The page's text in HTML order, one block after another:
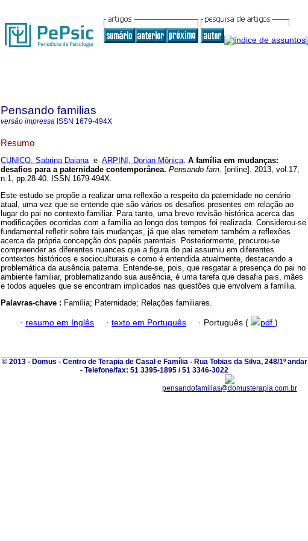
Pensando familias
versão impressa ISSN 1679-494X
Resumo
CUNICO, Sabrina Daianae ARPINI, Dorian Mônica. A família em mudanças:
desafios para a paternidade contemporânea. Pensando fam. [online]. 2013, vol.17,
n.1, pp.28-40. ISSN 1679-494X.
Este estudo se propõe a realizar uma reflexão a respeito da paternidade no cenário
atual, uma vez que se entende que são vários os desafios presentes em relação ao
lugar do pai no contexto familiar. Para tanto, uma breve revisão histórica acerca das
modificações ocorridas com a família ao longo dos tempos foi realizada. Considerou-se
fundamental refletir sobre tais mudanças, já que elas remetem também a reflexões
acerca da própria concepção dos papéis parentais. Posteriormente, procurou-se
compreender as diferentes nuances que a figura do pai assumiu em diferentes
contextos históricos e socioculturais e como é entendida atualmente, destacando a
problemática da ausência paterna. Entende-se, pois, que resgatar a presença do pai no
ambiente familiar, problematizando sua ausência, é uma tarefa que desafia pais, mães
e todos aqueles que se encontram implicados nas questões que envolvem a família.
Palavras-chave : Família; Paternidade; Relações familiares.
· resumo em Inglês · texto em Português · Português ( pdf )
© 2013 - Domus - Centro de Terapia de Casal e Família - Rua Tobias da Silva, 248/1º andar
- Telefone/fax: 51 3395-1895 / 51 3346-3022
pensandofamilias@domusterapia.com.br